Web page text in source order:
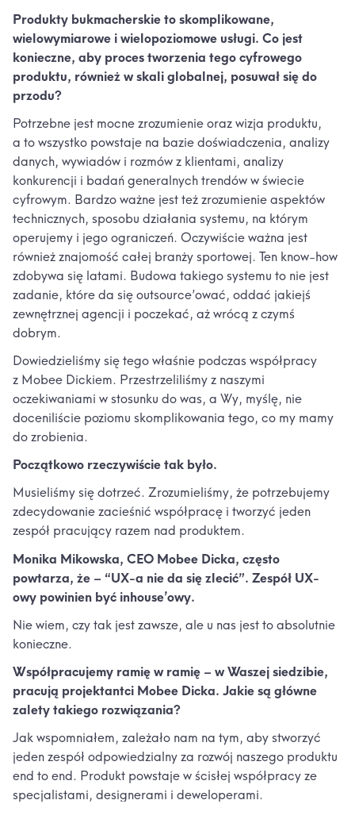
Produkty bukmacherskie to skomplikowane,
wielowymiarowe i wielopoziomowe usługi. Co jest
konieczne, aby proces tworzenia tego cyfrowego
produktu, również w skali globalnej, posuwał się do
przodu?
Potrzebne jest mocne zrozumienie oraz wizja produktu,
a to wszystko powstaje na bazie doświadczenia, analizy
danych, wywiadów i rozmów z klientami, analizy
konkurencji i badań generalnych trendów w świecie
cyfrowym. Bardzo ważne jest też zrozumienie aspektów
technicznych, sposobu działania systemu, na którym
operujemy i jego ograniczeń. Oczywiście ważna jest
również znajomość całej branży sportowej. Ten know-how
zdobywa się latami. Budowa takiego systemu to nie jest
zadanie, które da się outsource’ować, oddać jakiejś
zewnętrznej agencji i poczekać, aż wrócą z czymś
dobrym.
Dowiedzieliśmy się tego właśnie podczas współpracy
z Mobee Dickiem. Przestrzeliliśmy z naszymi
oczekiwaniami w stosunku do was, a Wy, myślę, nie
doceniliście poziomu skomplikowania tego, co my mamy
do zrobienia.
Początkowo rzeczywiście tak było.
Musieliśmy się dotrzeć. Zrozumieliśmy, że potrzebujemy
zdecydowanie zacieśnić współpracę i tworzyć jeden
zespół pracujący razem nad produktem.
Monika Mikowska, CEO Mobee Dicka, często
powtarza, że – “UX-a nie da się zlecić”. Zespół UX-
owy powinien być inhouse’owy.
Nie wiem, czy tak jest zawsze, ale u nas jest to absolutnie
konieczne.
Współpracujemy ramię w ramię – w Waszej siedzibie,
pracują projektantci Mobee Dicka. Jakie są główne
zalety takiego rozwiązania?
Jak wspomniałem, zależało nam na tym, aby stworzyć
jeden zespół odpowiedzialny za rozwój naszego produktu
end to end. Produkt powstaje w ścisłej współpracy ze
specjalistami, designerami i deweloperami.